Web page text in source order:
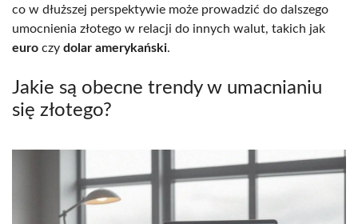
co w dłuższej perspektywie może prowadzić do dalszego
umocnienia złotego w relacji do innych walut, takich jak
euro czy dolar amerykański.
Jakie są obecne trendy w umacnianiu
się złotego?